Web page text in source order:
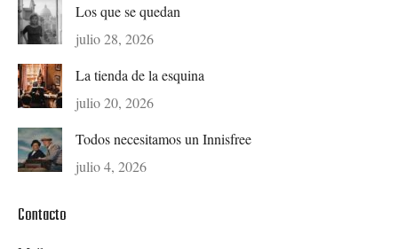
Los que se quedan
julio 28, 2026
La tienda de la esquina
julio 20, 2026
Todos necesitamos un Innisfree
julio 4, 2026
Contacto